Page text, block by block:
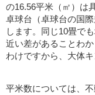
の16.56平米（㎡）は
卓球台（卓球台の国
します。同じ10畳で
近い差があることわ
わけですから、大体
平米数については、